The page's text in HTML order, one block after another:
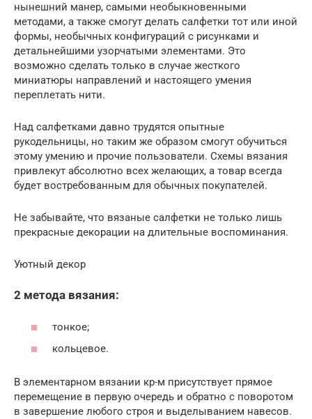
нынешний манер, самыми необыкновенными
методами, а также смогут делать салфетки тот или иной
формы, необычных конфигураций с рисунками и
детальнейшими узорчатыми элементами. Это
возможно сделать только в случае жесткого
миниатюры направлений и настоящего умения
переплетать нити.
Над салфетками давно трудятся опытные
рукодельницы, но таким же образом смогут обучиться
этому умению и прочие пользователи. Схемы вязания
привлекут абсолютно всех желающих, а товар всегда
будет востребованным для обычных покупателей.
Не забывайте, что вязаные салфетки не только лишь
прекрасные декорации на длительные воспоминания.
Уютный декор
2 метода вязания:
тонкое;
кольцевое.
В элементарном вязании кр-м присутствует прямое
перемещение в первую очередь и обратно с поворотом
в завершение любого строя и выделыванием навесов.